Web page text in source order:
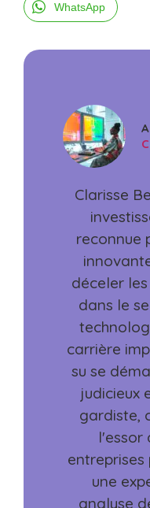
WhatsApp
Clarisse
reconnue
déceler
dans le
carrière
su se
judicieux
gardiste,
l'essor
entreprises
une
analyse